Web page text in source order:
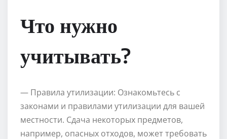
Что нужно
учитывать?
— Правила утилизации: Ознакомьтесь с
законами и правилами утилизации для вашей
местности. Сдача некоторых предметов,
например, опасных отходов, может требовать